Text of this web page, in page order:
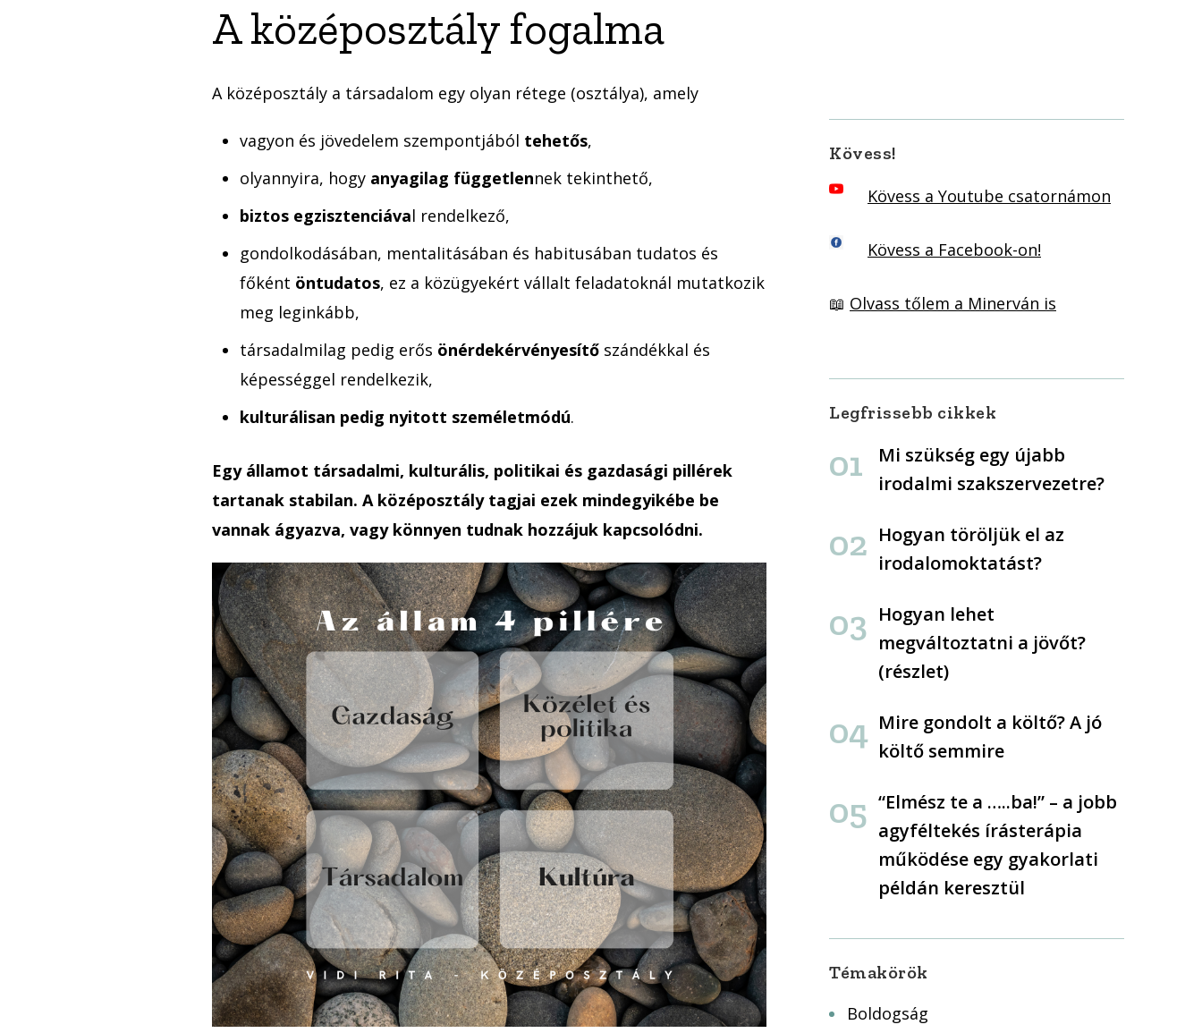
A középosztály fogalma
A középosztály a társadalom egy olyan rétege (osztálya), amely
vagyon és jövedelem szempontjából tehetős,
olyannyira, hogy anyagilag függetlennek tekinthető,
biztos egzisztenciával rendelkező,
gondolkodásában, mentalitásában és habitusában tudatos és
főként öntudatos, ez a közügyekért vállalt feladatoknál mutatkozik
meg leginkább,
társadalmilag pedig erős önérdekérvényesítőszándékkal és
képességgel rendelkezik,
kulturálisan pedig nyitott személetmódú.
Egy államot társadalmi, kulturális, politikai és gazdasági pillérek
tartanak stabilan. A középosztály tagjai ezek mindegyikébe be
vannak ágyazva, vagy könnyen tudnak hozzájuk kapcsolódni.
Kövess!
Kövess a Youtube csatornámon
Kövess a Facebook-on!
📖 Olvass tőlem a Minerván is
Legfrissebb cikkek
Mi szükség egy újabb
irodalmi szakszervezetre?
Hogyan töröljük el az
irodalomoktatást?
Hogyan lehet
megváltoztatni a jövőt?
(részlet)
Mire gondolt a költő? A jó
költő semmire
“Elmész te a …..ba!” – a jobb
agyféltekés írásterápia
működése egy gyakorlati
példán keresztül
Témakörök
Boldogság